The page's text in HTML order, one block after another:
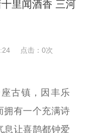
里闻酒香 三河
点击： 0次
古镇，因丰乐
拥有一个充满诗
息让喜鹊都钟爱